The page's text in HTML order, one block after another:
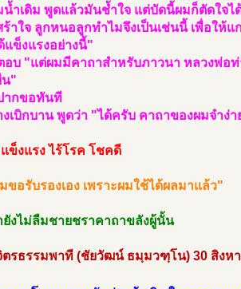
ำเดิม พูดแล้วมันช้ำใจ แต่บัดนี้ผมก็ตัดใจไ
ร้าใจ ลูกหนอลูกทำไมจึงเป็นเช่นนี้ เพื่อให้
แข็งแรงอย่างนี้"
บ "แต่ผมมีคาถาสำหรับภาวนา หลวงพ่อท่
น"
ากขอทันที
งเบิกบาน พูดว่า "ได้ครับ คาถาของผมจำง่
ข็งแรง ไร้โรค โชคดี
อรับรองเอง เพราะผมใช้ได้ผลมาแล้ว"
ยังไม่ลืมชายชราคาถาขลังผู้นั้น
ธรรมพาที (ชัยวัฒน์ ธมฺมวฑฺโน) 30 สิงหา